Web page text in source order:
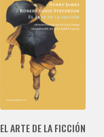
EL ARTE DE LA FICCIÓN